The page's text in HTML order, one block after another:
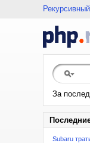
За
Subaru